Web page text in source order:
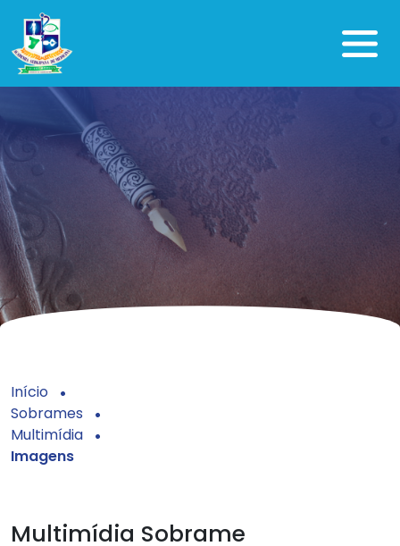
Início
Sobrames
Multimídia
Imagens
Multimídia Sobrame